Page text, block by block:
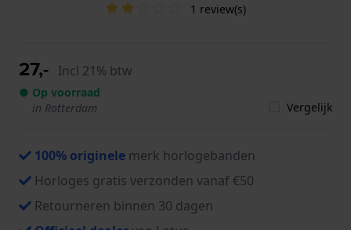
1 review(s)
27,- Incl 21% btw
● Op voorraad
in Rotterdam
Vergelijk
100% originele merk horlogebanden
Horloges gratis verzonden vanaf €50
Retourneren binnen 30 dagen